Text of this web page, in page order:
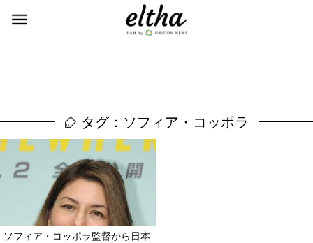
タグ：ソフィア・コッポラ
ソフィア・コッポラ監督から日本